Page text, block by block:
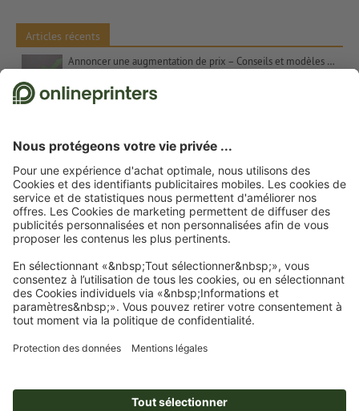
Articles récents
Annoncer une augmentation de prix – Conseils et modèles de textes
Cadeaux de Noël pour les clients – Inspiration et conseils
Schaufensterdeko zu Weihnachten: Tipps und Inspiration